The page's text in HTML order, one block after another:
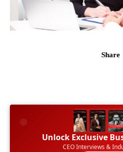
Share
Unlock Exclusive
CEO Interviews &